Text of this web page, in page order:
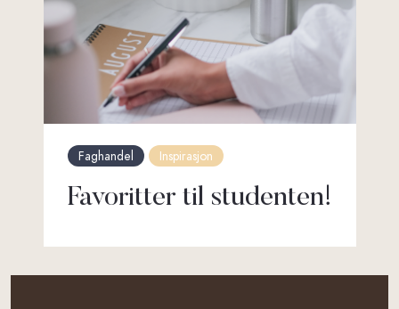
Faghandel Inspirasjon
Favoritter til studenten!